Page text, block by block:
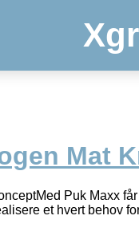
Mat
Puk Maxx
et hvert behov